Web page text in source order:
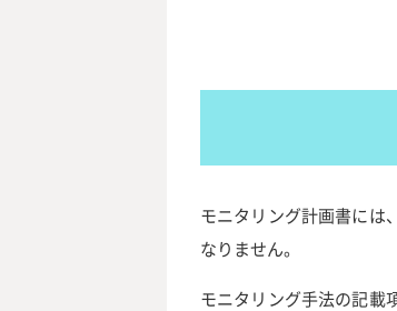
モニタリング計画書には
なりません。
モニタリング手法の記載